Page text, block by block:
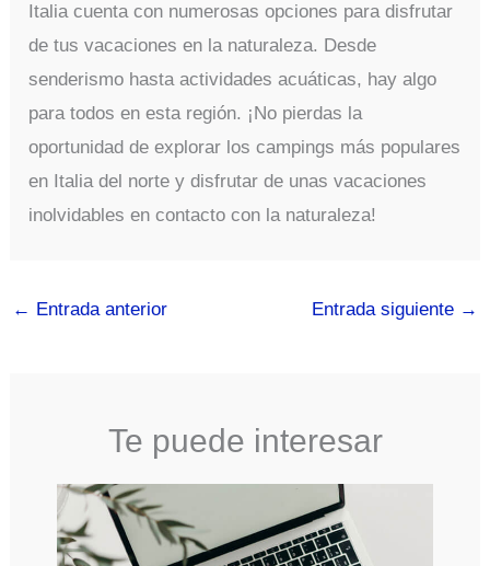
Italia cuenta con numerosas opciones para disfrutar
de tus vacaciones en la naturaleza. Desde
senderismo hasta actividades acuáticas, hay algo
para todos en esta región. ¡No pierdas la
oportunidad de explorar los campings más populares
en Italia del norte y disfrutar de unas vacaciones
inolvidables en contacto con la naturaleza!
← Entrada anterior Entrada siguiente →
Te puede interesar